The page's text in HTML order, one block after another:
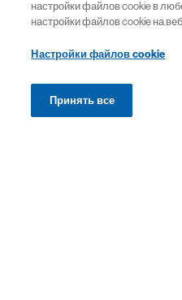
Политика
Информация на сайте
Российской Федерации.
заключением или
лечащему врачу.
настройки файлов cookie в
настройки файлов cookie на
Настройки файлов cookie
Принять все